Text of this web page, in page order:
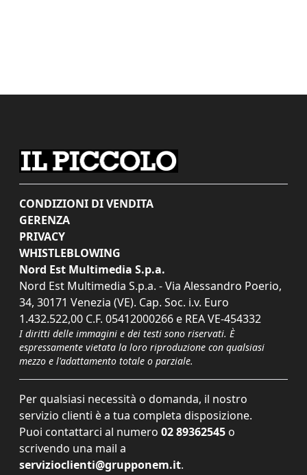
CONDIZIONI DI VENDITA
GERENZA
PRIVACY
WHISTLEBLOWING
Nord Est Multimedia S.p.a.
Nord Est Multimedia S.p.a. - Via Alessandro Poerio,
34, 30171 Venezia (VE). Cap. Soc. i.v. Euro
1.432.522,00 C.F. 05412000266 e REA VE-454332
I diritti delle immagini e dei testi sono riservati. È
espressamente vietata la loro riproduzione con qualsiasi
mezzo e l'adattamento totale o parziale.
Per qualsiasi necessità o domanda, il nostro
servizio clienti è a tua completa disposizione.
Puoi contattarci al numero 02 89362545 o
scrivendo una mail a
servizioclienti@grupponem.it.